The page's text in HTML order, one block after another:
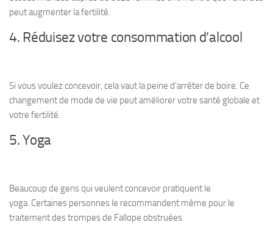
peut augmenter la fertilité.
4. Réduisez votre consommation d’alcool
Si vous voulez concevoir, cela vaut la peine d’arrêter de boire. Ce
changement de mode de vie peut améliorer votre santé globale et
votre fertilité.
5. Yoga
Beaucoup de gens qui veulent concevoir pratiquent le
yoga. Certaines personnes le recommandent même pour le
traitement des trompes de Fallope obstruées.